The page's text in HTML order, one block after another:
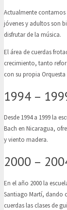
Actualmente contamos
jóvenes y adultos son
disfrutar de la música.
El área de cuerdas
crecimiento, tanto
con su propia Orquesta
1994 –
Desde 1994 a 1999 la
Bach en Nicaragua,
y viento madera.
2000 –
En el año 2000 la
Santiago Martí, dando
cuerdas las clases de